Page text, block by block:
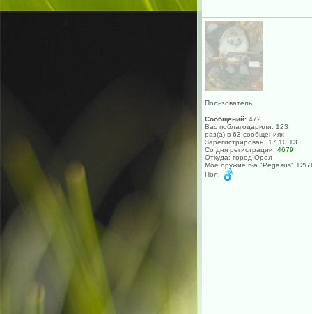
Пользователь
Сообщений: 472
Вас поблагодарили: 123
раз(а) в 63 сообщениях
Зарегистрирован: 17.10.13
Со дня регистрации: 4679
Откуда: город Орел
Моё оружие:п-а "Pеgasus"
Пол: